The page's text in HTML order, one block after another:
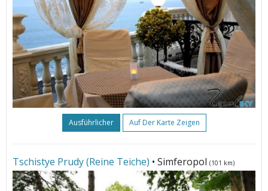
Ausführlicher Auf Der Karte Zeigen
Tschistye Prudy (Reine Teiche) • Simferopol (101 km)